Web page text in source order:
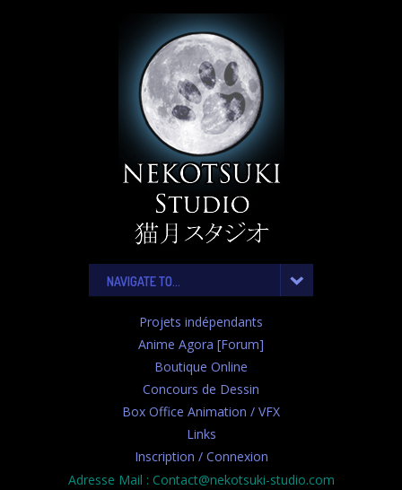
NAVIGATE TO...
Projets indépendants
Anime Agora [Forum]
Boutique Online
Concours de Dessin
Box Office Animation / VFX
Links
Inscription / Connexion
Adresse Mail : Contact@nekotsuki-studio.com